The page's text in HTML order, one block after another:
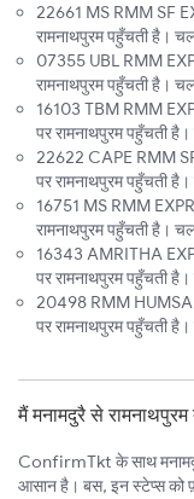
22661 MS RMM SF
रामनाथपुरम पहुँचती है।
07355 UBL RMM
रामनाथपुरम पहुँचती है।
16103 TBM RMM
पर रामनाथपुरम पहुँचती
22622 CAPE RMM
पर रामनाथपुरम पहुँचती
16751 MS RMM
रामनाथपुरम पहुँचती है।
16343 AMRITHA
पर रामनाथपुरम पहुँचती
20498 RMM
पर रामनाथपुरम पहुँचती
मैं मनामदुरै से
ConfirmTkt के साथ
आसान है। बस, इन स्टेप्स को